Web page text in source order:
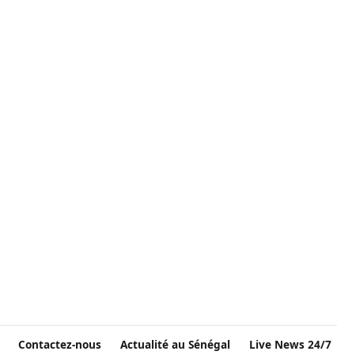
Contactez-nous Actualité au Sénégal Live News 24/7